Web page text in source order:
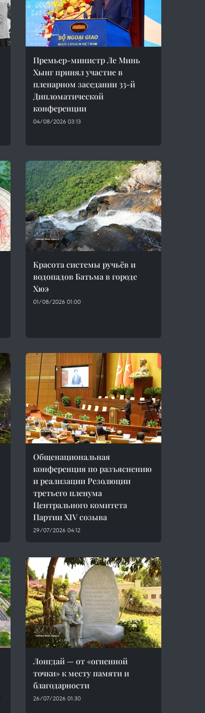
Премьер-министр Ле Минь
Хынг принял участие в
пленарном заседании 33-й
Дипломатической
конференции
04/08/2026 03:13
Красота системы ручьёв и
водопадов Батьма в городе
Хюэ
01/08/2026 01:00
Общенациональная
конференция по разъяснению
и реализации Резолюции
третьего пленума
Центрального комитета
Партии XIV созыва
29/07/2026 04:12
Лонгдай — от «огненной
точки» к месту памяти и
благодарности
26/07/2026 01:30